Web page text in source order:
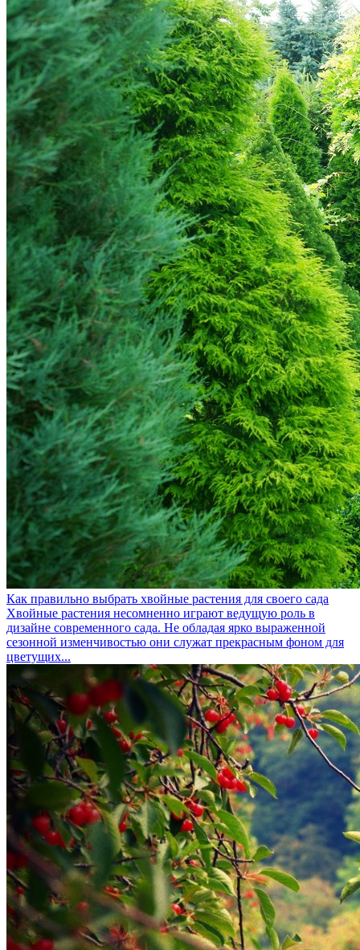
Как правильно выбрать хвойные растения для своего сада
Хвойные растения несомненно играют ведущую роль в
дизайне современного сада. Не обладая ярко выраженной
сезонной изменчивостью они служат прекрасным фоном для
цветущих...